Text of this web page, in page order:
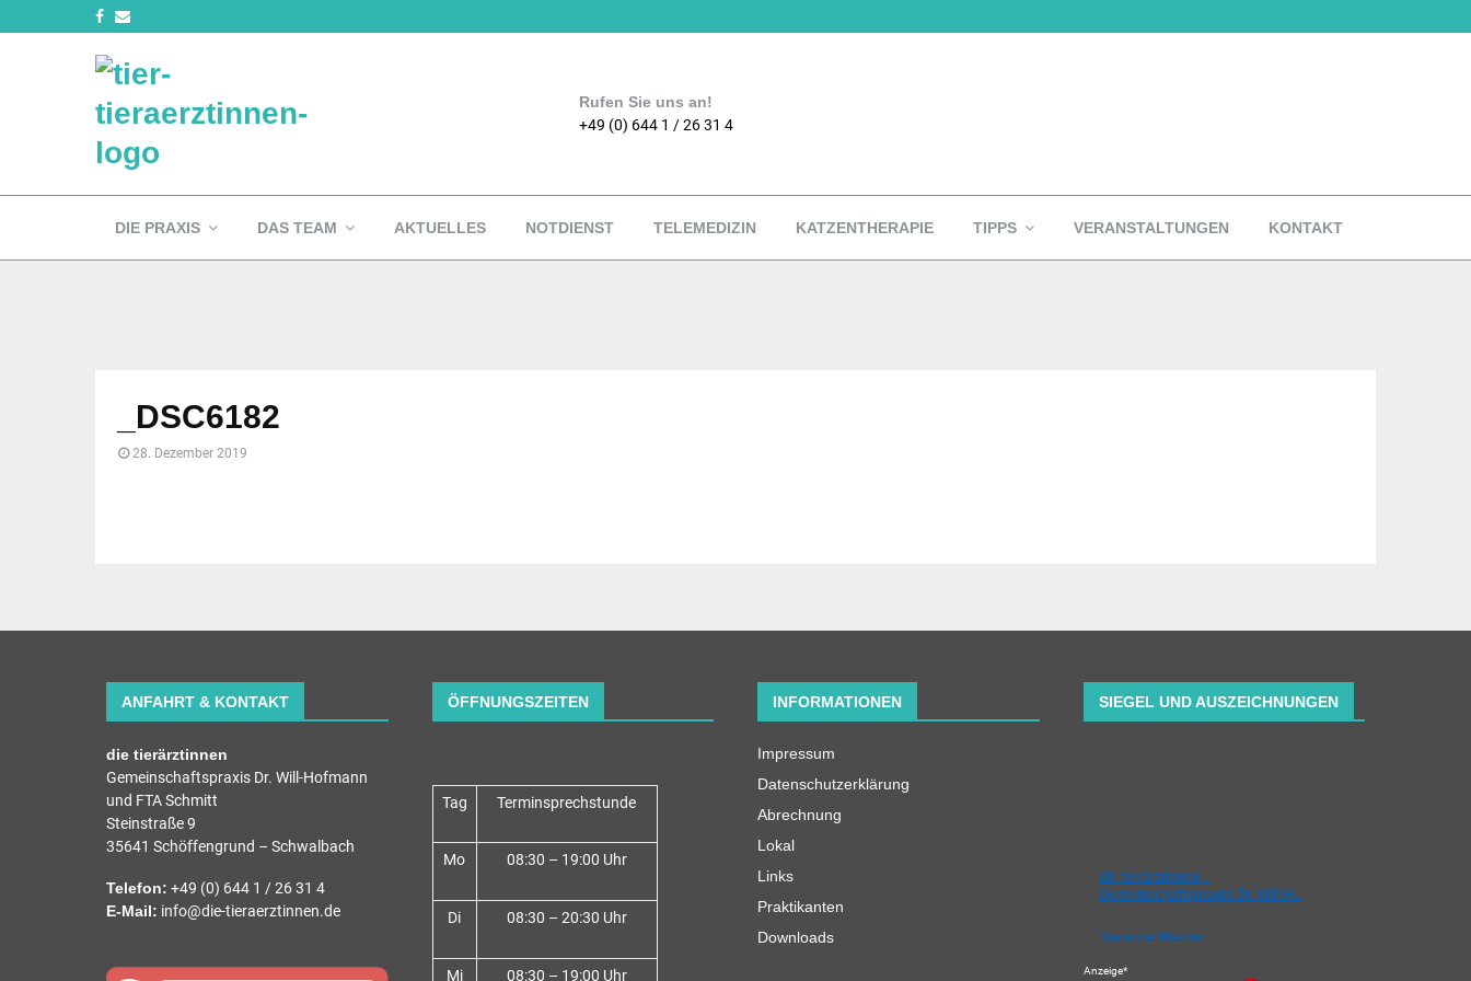
Rufen Sie uns an!
+49 (0) 644 1 / 26 31 4
DIE PRAXIS DAS TEAM AKTUELLES NOTDIENST TELEMEDIZIN KATZENTHERAPIE TIPPS VERANSTALTUNGEN KONTAKT
_DSC6182
28. Dezember 2019
ANFAHRT & KONTAKT
die tierärztinnen
Gemeinschaftspraxis Dr. Will-Hofmann
und FTA Schmitt
Steinstraße 9
35641 Schöffengrund – Schwalbach
Telefon: +49 (0) 644 1 / 26 31 4
E-Mail: info@die-tieraerztinnen.de
ÖFFNUNGSZEITEN
Tag Terminsprechstunde
Mo 08:30 – 19:00 Uhr
Di 08:30 – 20:30 Uhr
Mi 08:30 – 19:00 Uhr
INFORMATIONEN
Impressum
Datenschutzerklärung
Abrechnung
Lokal
Links
Praktikanten
Downloads
SIEGEL UND AUSZEICHNUNGEN
die tierärztinnen –
Gemeinschaftspraxis Dr. Will-H…
Tierärzte Wetzlar
Anzeige*